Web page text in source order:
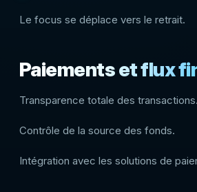
Le focus se déplace vers le retrait.
Paiements et flux
Transparence totale des transactions.
Contrôle de la source des fonds.
Intégration avec les solutions de